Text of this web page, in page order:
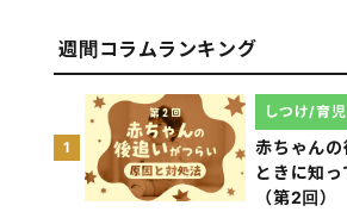
週間コラムランキング
1
赤ちゃん
ときに知
（第2回）
しつけ/育児